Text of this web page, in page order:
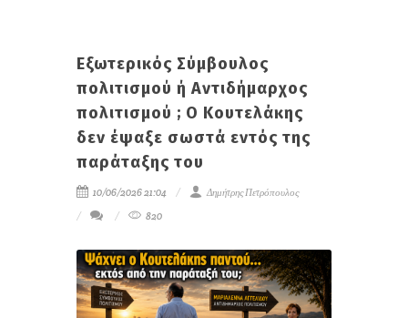
Εξωτερικός Σύμβουλος
πολιτισμού ή Αντιδήμαρχος
πολιτισμού ; Ο Κουτελάκης
δεν έψαξε σωστά εντός της
παράταξης του
10/06/2026 21:04
Δημήτρης Πετρόπουλος
820